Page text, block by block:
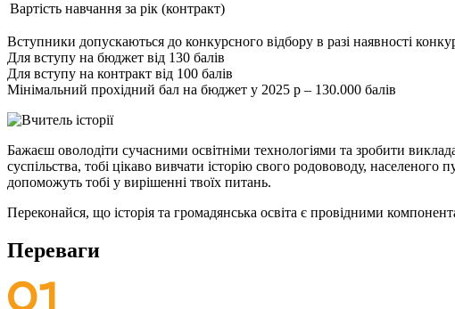
Вартість навчання за рік (контракт)
Вступники допускаються до конкурсного відбору в разі наявності
Для вступу на бюджет від 130 балів
Для вступу на контракт від 100 балів
Мінімальний прохідний бал на бюджет у 2025 р – 130.000 балів
Бажаєш оволодіти сучасними освітніми технологіями та зробити
суспільства, тобі цікаво вивчати історію свого родововоду, населеного
допоможуть тобі у вирішенні твоїх питань.
Переконайся, що історія та громадянська освіта є провідними
Переваги